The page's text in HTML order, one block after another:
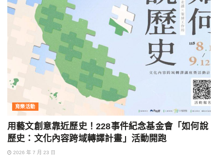
育樂活動
用藝文創意靠近歷史！228事件紀念基金會「如何說
歷史：文化內容跨域轉譯計畫」活動開跑
2026 年 7 月 23 日